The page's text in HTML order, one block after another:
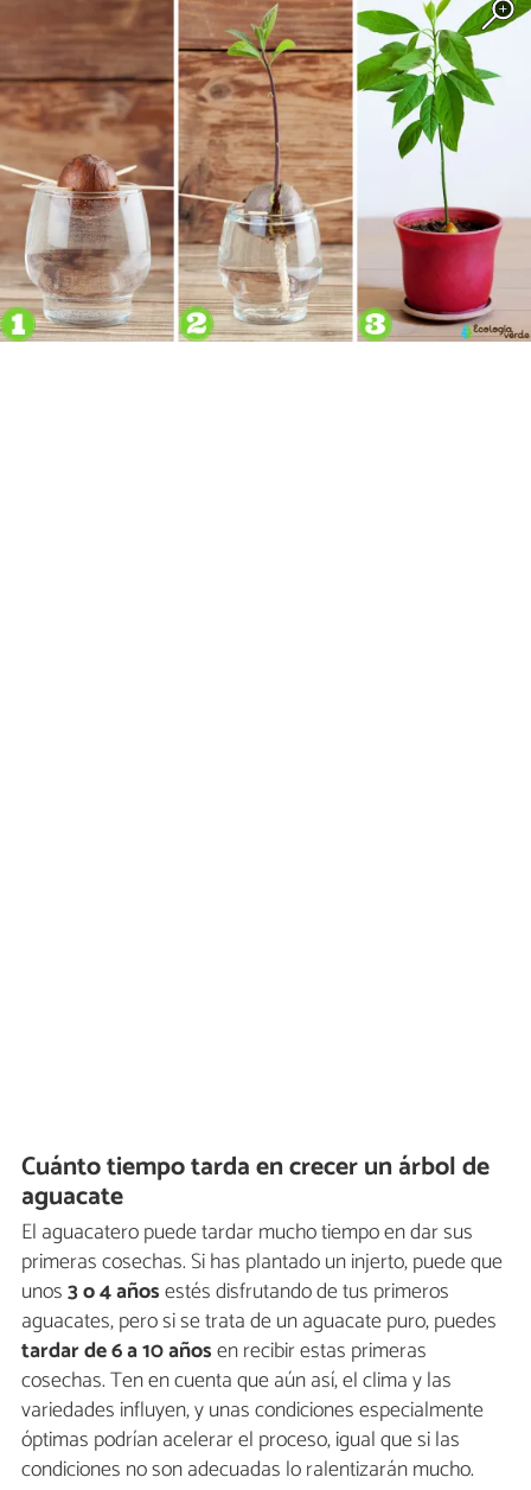
Cuánto tiempo tarda en crecer un árbol de
aguacate
El aguacatero puede tardar mucho tiempo en dar sus
primeras cosechas. Si has plantado un injerto, puede que
unos3 o 4 añosestés disfrutando de tus primeros
aguacates, pero si se trata de un aguacate puro, puedes
tardar de 6 a 10 añosen recibir estas primeras
cosechas. Ten en cuenta que aún así, el clima y las
variedades influyen, y unas condiciones especialmente
óptimas podrían acelerar el proceso, igual que si las
condiciones no son adecuadas lo ralentizarán mucho.